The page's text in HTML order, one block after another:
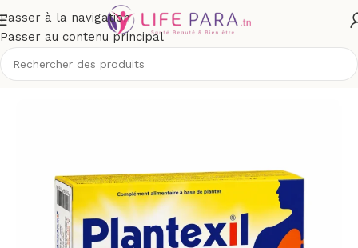
Passer à la navigation
Passer au contenu principal
/Boutique/Compléments alimentaires/Santé/État Grippal